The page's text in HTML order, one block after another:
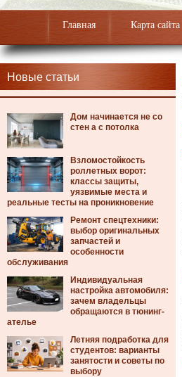
Главная Карта сайта
Новые статьи
Дом начинается не со
стен а с потолка
Взломостойкость
роллетных ворот:
классы защиты,
уязвимые места и
реальные тесты на проникновение
Ремонт спецтехники:
выбор оригинальных
запчастей и
особенности
обслуживания
Индивидуальная
настройка автомобиля:
зачем владельцы
обращаются в тюнинг-
ателье
Летняя подработка для
студентов: варианты
занятости и советы по
выбору